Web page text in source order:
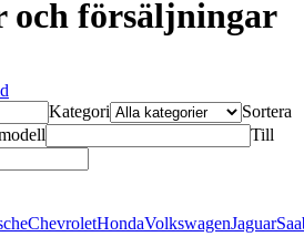
och försäljningar
Kategori
Sortera
Till
ChevroletHondaVolkswagenJaguar